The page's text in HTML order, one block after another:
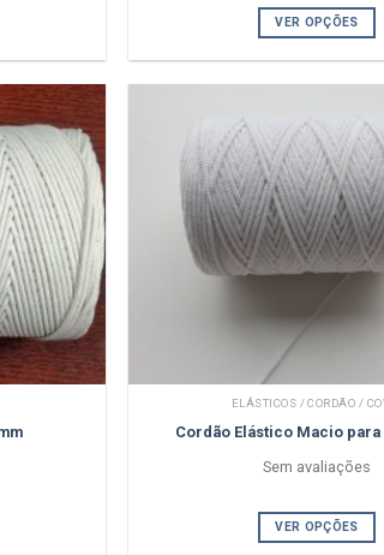
com5.00
em 5 com
de clientes
VER OPÇÕES
ELÁSTICOS / CORDÃO /
Cordão Elástico Macio
Sem avaliações
VER OPÇÕES